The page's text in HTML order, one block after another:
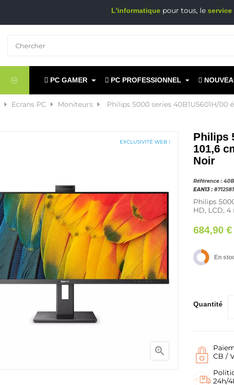
L'informatique pour tous, le service
PC GAMER PC PROFESSIONNEL
Ecrans PC Moniteurs
Philips 5000 series 40B1U5601H/00
EXCLUSIVITÉ WEB !

Philips
101,6
Noir
Référence :
EAN13 :
Philips
HD, LCD, 4
684,90 €
En
Quantité
CB /
24h/